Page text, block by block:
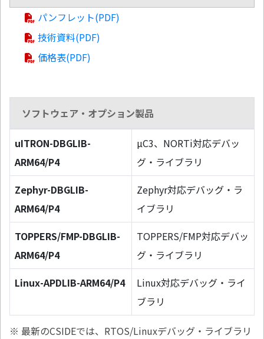
パンフレット(PDF)
技術資料(PDF)
価格表(PDF)
ソフトウェア・オプション製品
uITRON-DBGLIB-
ARM64/P4
µC3、NORTi対応デバッ
グ・ライブラリ
Zephyr-DBGLIB-
ARM64/P4
Zephyr対応デバッグ・ラ
イブラリ
TOPPERS/FMP-DBGLIB-
ARM64/P4
TOPPERS/FMP対応デバッ
グ・ライブラリ
Linux-APDLIB-ARM64/P4
Linux対応デバッグ・ライ
ブラリ
※ 最新のCSIDEでは、RTOS/Linuxデバッグ・ライブラリ